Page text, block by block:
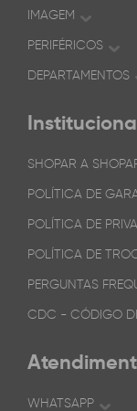
IMAGEM
PERIFÉRICOS
DEPARTAMENTOS
SHOPAR A
POLÍTICA DE
POLÍTICA DE
POLÍTICA DE
PERGUNTAS
CDC - CÓDIGO
WHATSAPP